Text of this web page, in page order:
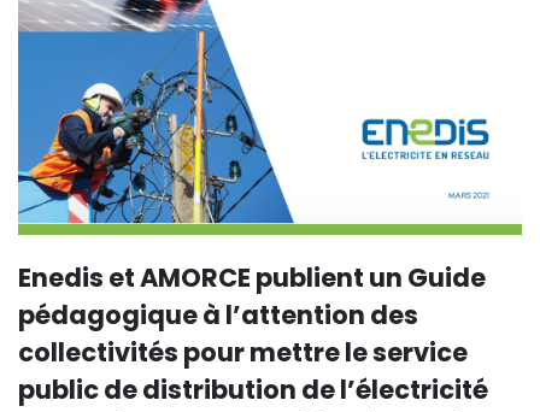
Enedis et AMORCE publient un Guide
pédagogique à l’attention des
collectivités pour mettre le service
public de distribution de l’électricité